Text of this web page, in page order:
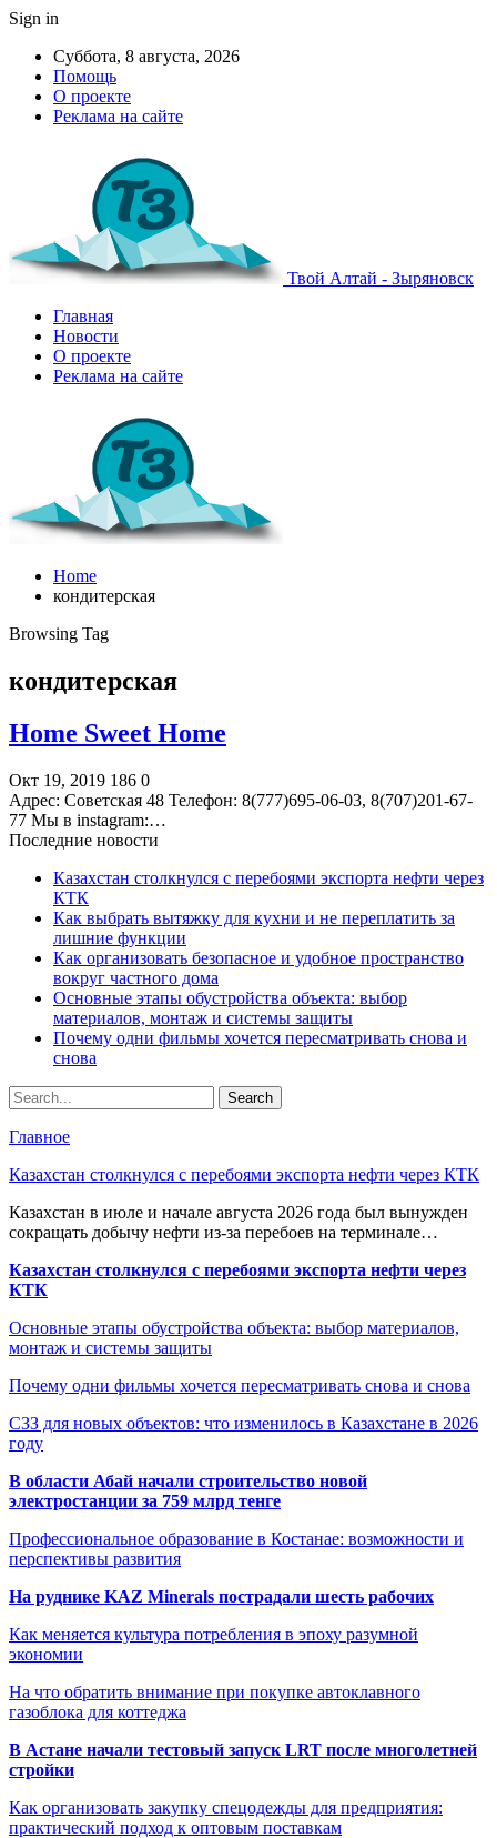
Sign in
Суббота, 8 августа, 2026
Помощь
О проекте
Реклама на сайте
Твой Алтай - Зыряновск
Главная
Новости
О проекте
Реклама на сайте
Home
кондитерская
Browsing Tag
кондитерская
Home Sweet Home
Окт 19, 2019 186 0
Адрес: Советская 48 Телефон: 8(777)695-06-03, 8(707)201-67-
77 Мы в instagram:…
Последние новости
Казахстан столкнулся с перебоями экспорта нефти через
КТК
Как выбрать вытяжку для кухни и не переплатить за
лишние функции
Как организовать безопасное и удобное пространство
вокруг частного дома
Основные этапы обустройства объекта: выбор
материалов, монтаж и системы защиты
Почему одни фильмы хочется пересматривать снова и
снова
Главное
Казахстан столкнулся с перебоями экспорта нефти через КТК
Казахстан в июле и начале августа 2026 года был вынужден
сокращать добычу нефти из-за перебоев на терминале…
Казахстан столкнулся с перебоями экспорта нефти через
КТК
Основные этапы обустройства объекта: выбор материалов,
монтаж и системы защиты
Почему одни фильмы хочется пересматривать снова и снова
СЗЗ для новых объектов: что изменилось в Казахстане в 2026
году
В области Абай начали строительство новой
электростанции за 759 млрд тенге
Профессиональное образование в Костанае: возможности и
перспективы развития
На руднике KAZ Minerals пострадали шесть рабочих
Как меняется культура потребления в эпоху разумной
экономии
На что обратить внимание при покупке автоклавного
газоблока для коттеджа
В Астане начали тестовый запуск LRT после многолетней
стройки
Как организовать закупку спецодежды для предприятия:
практический подход к оптовым поставкам